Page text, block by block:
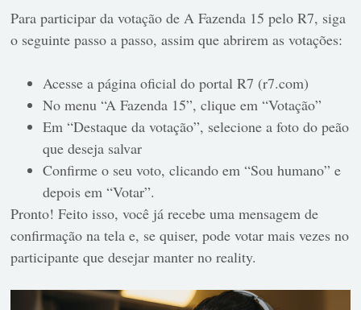
Para participar da votação de A Fazenda 15 pelo R7, siga
o seguinte passo a passo, assim que abrirem as votações:
Acesse a página oficial do portal R7 (r7.com)
No menu “A Fazenda 15”, clique em “Votação”
Em “Destaque da votação”, selecione a foto do peão
que deseja salvar
Confirme o seu voto, clicando em “Sou humano” e
depois em “Votar”.
Pronto! Feito isso, você já recebe uma mensagem de
confirmação na tela e, se quiser, pode votar mais vezes no
participante que desejar manter no reality.